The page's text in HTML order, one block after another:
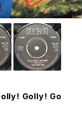
Golly! Go